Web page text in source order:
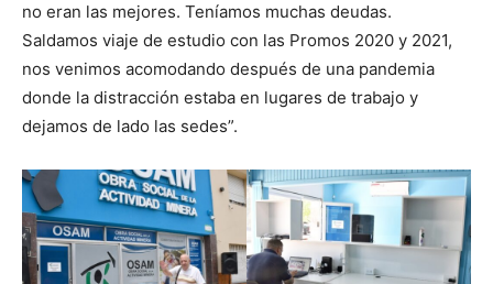
no eran las mejores. Teníamos muchas deudas.
Saldamos viaje de estudio con las Promos 2020 y 2021,
nos venimos acomodando después de una pandemia
donde la distracción estaba en lugares de trabajo y
dejamos de lado las sedes”.